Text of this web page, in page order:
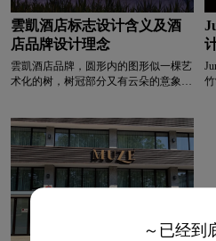
雲凱酒店标志设计含义及酒
店品牌设计理念
雲凱酒店品牌，‌‌‌圆形内的图形似一棵艺
术化的树，树冠部分又有云朵的意象，
感觉，寓意着酒店希望为客人营造一种
既充满生机与稳固感，又能带来轻盈自
在住宿体验的氛围，体现出对自然元素
与舒适体验的融合追求。酒红色系给人
温暖、典雅且富有质感的感觉，契合高
端酒店希望为客人营造的温馨、典雅与
～已经到